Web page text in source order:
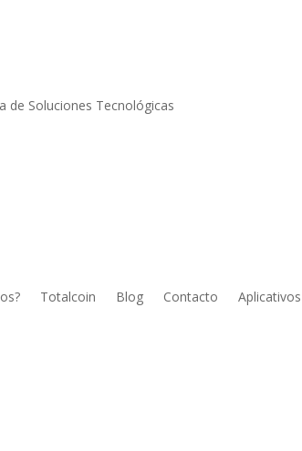
de Soluciones Tecnológicas
Totalcoin Blog Contacto Aplicativos